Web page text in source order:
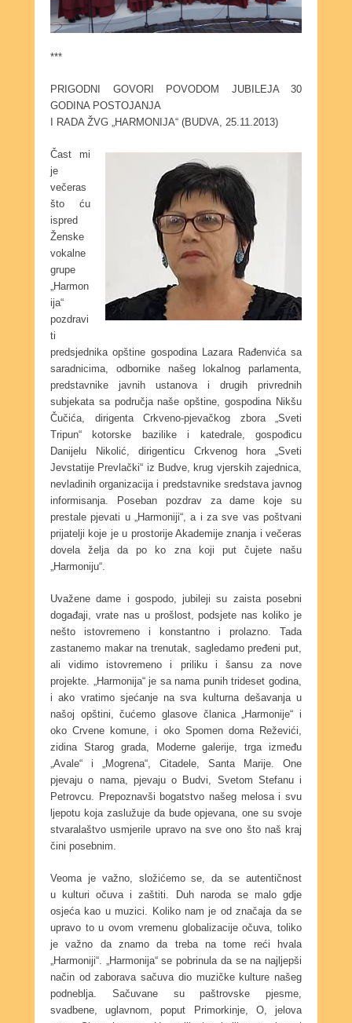
***
PRIGODNI GOVORI POVODOM JUBILEJA 30
GODINA POSTOJANJA
I RADA ŽVG „HARMONIJA“ (BUDVA, 25.11.2013)
Čast mi
je
večeras
što ću
ispred
Ženske
vokalne
grupe
„Harmon
ija“
pozdravi
ti
predsjednika opštine gospodina Lazara Rađenvića sa
saradnicima, odbornike našeg lokalnog parlamenta,
predstavnike javnih ustanova i drugih privrednih
subjekata sa područja naše opštine, gospodina Nikšu
Čučića, dirigenta Crkveno-pjevačkog zbora „Sveti
Tripun“ kotorske bazilike i katedrale, gospođicu
Danijelu Nikolić, dirigenticu Crkvenog hora „Sveti
Jevstatije Prevlački“ iz Budve, krug vjerskih zajednica,
nevladinih organizacija i predstavnike sredstava javnog
informisanja. Poseban pozdrav za dame koje su
prestale pjevati u „Harmoniji“, a i za sve vas poštvani
prijatelji koje je u prostorije Akademije znanja i večeras
dovela želja da po ko zna koji put čujete našu
„Harmoniju“.
Uvažene dame i gospodo, jubileji su zaista posebni
događaji, vrate nas u prošlost, podsjete nas koliko je
nešto istovremeno i konstantno i prolazno. Tada
zastanemo makar na trenutak, sagledamo pređeni put,
ali vidimo istovremeno i priliku i šansu za nove
projekte. „Harmonija“ je sa nama punih trideset godina,
i ako vratimo sjećanje na sva kulturna dešavanja u
našoj opštini, čućemo glasove članica „Harmonije“ i
oko Crvene komune, i oko Spomen doma Reževići,
zidina Starog grada, Moderne galerije, trga između
„Avale“ i „Mogrena“, Citadele, Santa Marije. One
pjevaju o nama, pjevaju o Budvi, Svetom Stefanu i
Petrovcu. Prepoznavši bogatstvo našeg melosa i svu
ljepotu koja zaslužuje da bude opjevana, one su svoje
stvaralaštvo usmjerile upravo na sve ono što naš kraj
čini posebnim.
Veoma je važno, složićemo se, da se autentičnost
u kulturi očuva i zaštiti. Duh naroda se malo gdje
osjeća kao u muzici. Koliko nam je od značaja da se
upravo to u ovom vremenu globalizacije očuva, toliko
je važno da znamo da treba na tome reći hvala
„Harmoniji“. „Harmonija“ se pobrinula da se na najljepši
način od zaborava sačuva dio muzičke kulture našeg
podneblja. Sačuvane su paštrovske pjesme,
svadbene, uglavnom, poput Primorkinje, O, jelova